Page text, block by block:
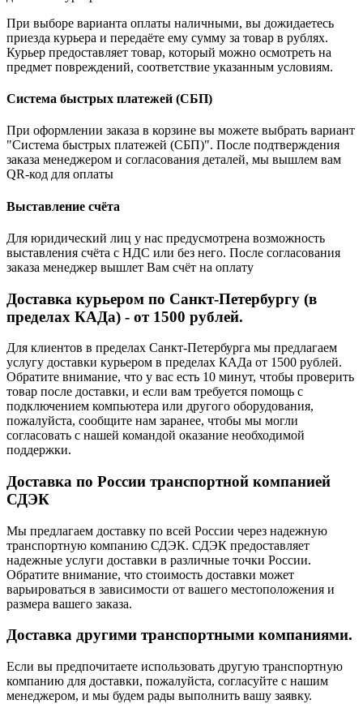
При выборе варианта оплаты наличными, вы дожидаетесь
приезда курьера и передаёте ему сумму за товар в рублях.
Курьер предоставляет товар, который можно осмотреть на
предмет повреждений, соответствие указанным условиям.
Система быстрых платежей (СБП)
При оформлении заказа в корзине вы можете выбрать вариант
"Система быстрых платежей (СБП)". После подтверждения
заказа менеджером и согласования деталей, мы вышлем вам
QR-код для оплаты
Выставление счёта
Для юридический лиц у нас предусмотрена возможность
выставления счёта с НДС или без него. После согласования
заказа менеджер вышлет Вам счёт на оплату
Доставка курьером по Санкт-Петербургу (в
пределах КАДа) - от 1500 рублей.
Для клиентов в пределах Санкт-Петербурга мы предлагаем
услугу доставки курьером в пределах КАДа от 1500 рублей.
Обратите внимание, что у вас есть 10 минут, чтобы проверить
товар после доставки, и если вам требуется помощь с
подключением компьютера или другого оборудования,
пожалуйста, сообщите нам заранее, чтобы мы могли
согласовать с нашей командой оказание необходимой
поддержки.
Доставка по России транспортной компанией
СДЭК
Мы предлагаем доставку по всей России через надежную
транспортную компанию СДЭК. СДЭК предоставляет
надежные услуги доставки в различные точки России.
Обратите внимание, что стоимость доставки может
варьироваться в зависимости от вашего местоположения и
размера вашего заказа.
Доставка другими транспортными компаниями.
Если вы предпочитаете использовать другую транспортную
компанию для доставки, пожалуйста, согласуйте с нашим
менеджером, и мы будем рады выполнить вашу заявку.